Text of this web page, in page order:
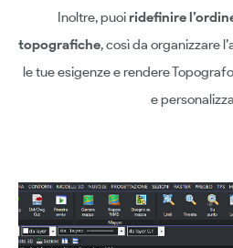
Inoltre, puoiridefinire
topografiche, così da organizzare
le tue esigenze e rendere
e